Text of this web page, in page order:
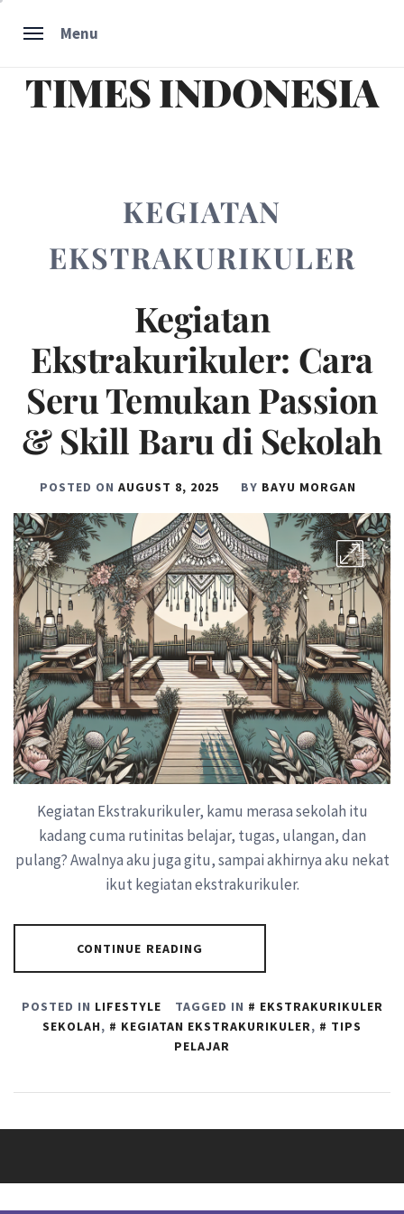
Menu
TIMES INDONESIA
KEGIATAN
EKSTRAKURIKULER
Kegiatan
Ekstrakurikuler: Cara
Seru Temukan Passion
& Skill Baru di Sekolah
POSTED ON AUGUST 8, 2025 BY BAYU MORGAN
Kegiatan Ekstrakurikuler, kamu merasa sekolah itu
kadang cuma rutinitas belajar, tugas, ulangan, dan
pulang? Awalnya aku juga gitu, sampai akhirnya aku nekat
ikut kegiatan ekstrakurikuler.
CONTINUE READING
POSTED IN LIFESTYLE TAGGED IN
EKSTRAKURIKULER
SEKOLAH, KEGIATAN EKSTRAKURIKULER,
TIPS
PELAJAR